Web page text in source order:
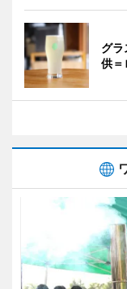
グラ
供＝